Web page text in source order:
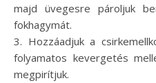
majd üvegesre pároljuk
fokhagymát.
3. Hozzáadjuk a
folyamatos kevergetés
megpirítjuk.